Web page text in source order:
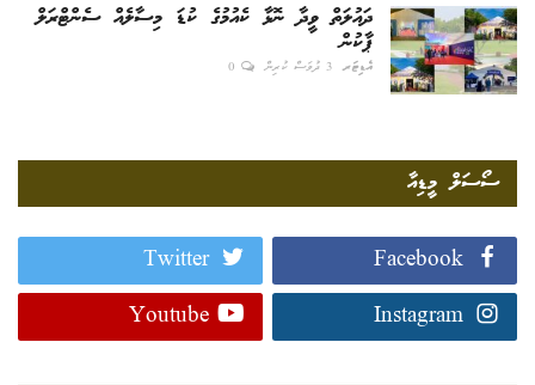
ދައުލަތް ވީދާ ނޮޅާ ކެއުމުގެ ކުޑަ މިސާލެއް ސެންޓްރަލް
ޕާކުން
އެޑިޓަރ 3 ދުވަސް ކުރިން 0
ސޯސަލް މީޑިއާ
Facebook
Twitter
Instagram
Youtube